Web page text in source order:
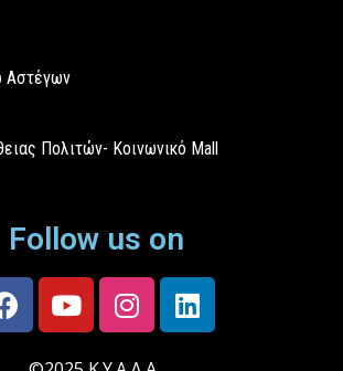
Αστέγων
Πολιτών- Κοινωνικό Mall
Follow us on